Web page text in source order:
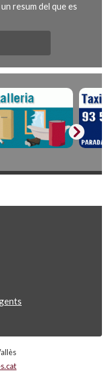
resum del que es